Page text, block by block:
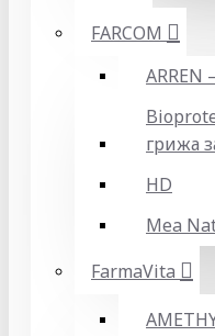
FARCOM
ARREN
грижа
HD
Mea
FarmaVita